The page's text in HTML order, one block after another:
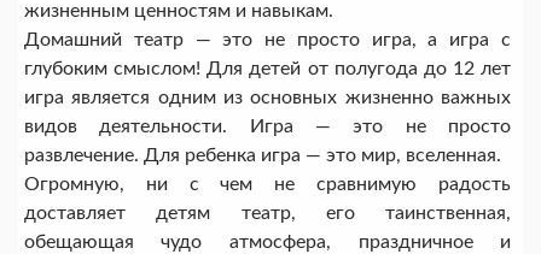
жизненным ценностям и навыкам.
Домашний театр — это не просто игра, а игра с
глубоким смыслом! Для детей от полугода до 12 лет
игра является одним из основных жизненно важных
видов деятельности. Игра — это не просто
развлечение. Для ребенка игра — это мир, вселенная.
Огромную, ни с чем не сравнимую радость
доставляет детям театр, его таинственная,
обещающая чудо атмосфера, праздничное и